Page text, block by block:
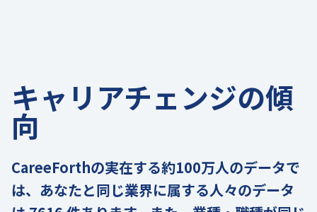
キャリアチェンジの傾
向
CareeForthの実在する約100万人のデータで
は、あなたと同じ業界に属する人々のデータ